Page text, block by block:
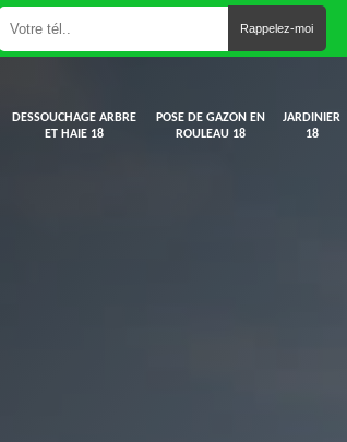
DESSOUCHAGE ARBRE
ET HAIE 18
POSE DE GAZON EN
ROULEAU 18
JARDINIER
18